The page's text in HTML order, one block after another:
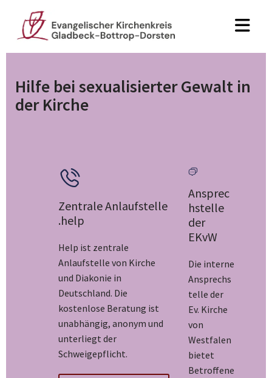
Hilfe bei sexualisierter Gewalt in
der Kirche
Zentrale Anlaufstelle
.help
Help ist zentrale
Anlaufstelle von Kirche
und Diakonie in
Deutschland. Die
kostenlose Beratung ist
unabhängig, anonym und
unterliegt der
Schweigepflicht.
Ansprec
hstelle
der
EKvW
Die interne
Ansprechs
telle der
Ev. Kirche
von
Westfalen
bietet
Betroffene